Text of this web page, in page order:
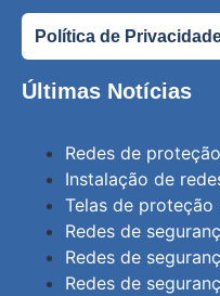
Política de
Últimas Notícias
Redes de
Instalação de
Telas de
Redes de
Redes de
Redes de